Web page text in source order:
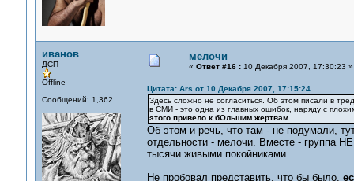
иванов
ДСП
Offline
Сообщений: 1,362
мелочи
« Ответ #16 :10 Декабря 2007, 17:30:23 »
Цитата: Ars от 10 Декабря 2007, 17:15:24
Здесь сложно не согласиться. Об этом писали в
в СМИ - это одна из главных ошибок, наряду с
этого привело к бОльшим жертвам.
Об этом и речь, что там - не подумали,
отдельности - мелочи. Вместе - группа
тысячи живыми покойниками.
Не пробовал представить, что бы было,